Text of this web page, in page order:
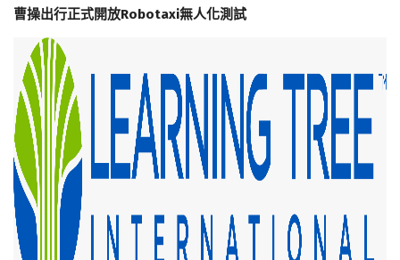
曹操出行正式開放Robotaxi無人化測試